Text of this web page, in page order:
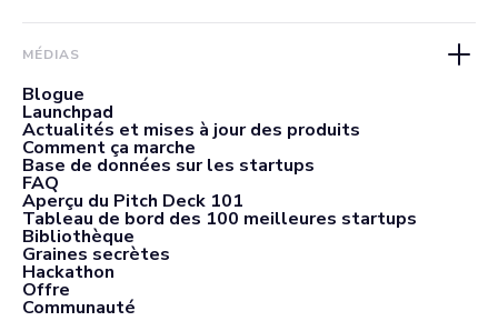
MÉDIAS
Blogue
Launchpad
Actualités et mises à jour des produits
Comment ça marche
Base de données sur les startups
FAQ
Aperçu du Pitch Deck 101
Tableau de bord des 100 meilleures startups
Bibliothèque
Graines secrètes
Hackathon
Offre
Communauté